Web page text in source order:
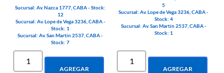
Sucursal: Av. Nazca 1777, CABA - Stock:
12
Sucursal: Av. Lope de Vega 3236, CABA -
Stock: 1
Sucursal: Av. San Martin 2537, CABA -
Stock: 7
AGREGAR
5
Sucursal: Av. Lope de Vega 3236, CABA -
Stock: 4
Sucursal: Av. San Martin 2537, CABA -
Stock: 1
AGREGAR